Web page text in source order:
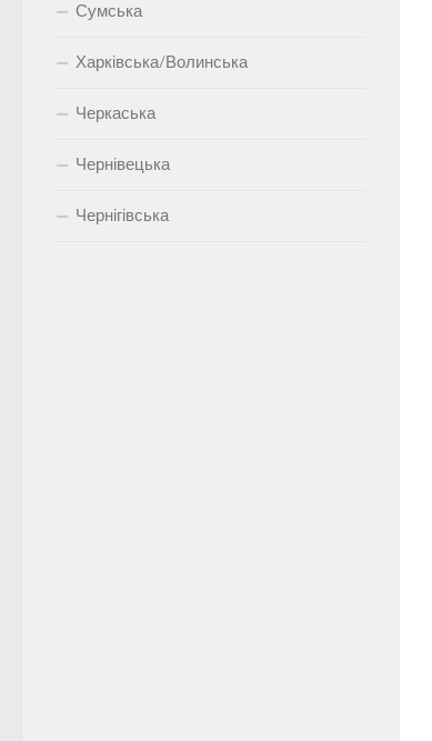
Сумська
Харківська/Волинська
Черкаська
Чернівецька
Чернігівська